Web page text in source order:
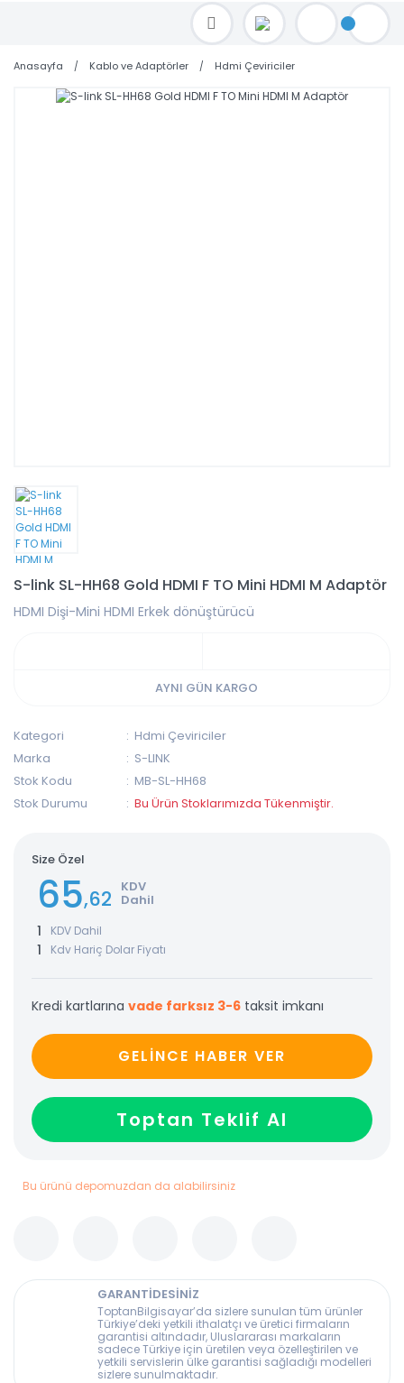
TOPTAN FİYAT ALMAK İÇİN satis@toptanbilgisayar.net MAİL ATINIZ.
SİPARİŞLERİNİZİ AYNI GÜN KARGO İLE GÖNDERİYORUZ!
Anasayfa Kablo ve Adaptörler Hdmi Çeviriciler
S-link SL-HH68 Gold HDMI F TO Mini HDMI M Adaptör
HDMI Dişi-Mini HDMI Erkek dönüştürücü
AYNI GÜN KARGO
Kategori
Hdmi Çeviriciler
Marka
S-LINK
Stok Kodu
MB-SL-HH68
Stok Durumu
Bu Ürün Stoklarımızda Tükenmiştir.
Size Özel
65,62 KDV
Dahil
1 KDV Dahil
1 Kdv Hariç Dolar Fiyatı
Kredi kartlarına vade farksız 3-6 taksit imkanı
GELİNCE HABER VER
Toptan Teklif Al
Bu ürünü depomuzdan da alabilirsiniz
GARANTİDESİNİZ
ToptanBilgisayar’da sizlere sunulan tüm ürünler
Türkiye’deki yetkili ithalatçı ve üretici firmaların
garantisi altındadır, Uluslararası markaların
sadece Türkiye için üretilen veya özelleştirilen ve
yetkili servislerin ülke garantisi sağladığı modelleri
sizlere sunulmaktadır.